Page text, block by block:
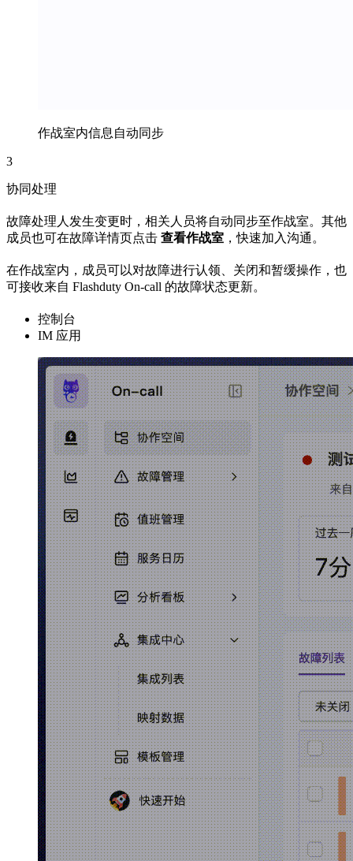
作战室内信息自动同步
3
协同处理
故障处理人发生变更时，相关人员将自动同步至作战室。其他
成员也可在故障详情页点击 查看作战室 ，快速加入沟通。
在作战室内，成员可以对故障进行认领、关闭和暂缓操作，也
可接收来自 Flashduty On-call 的故障状态更新。
控制台
IM 应用